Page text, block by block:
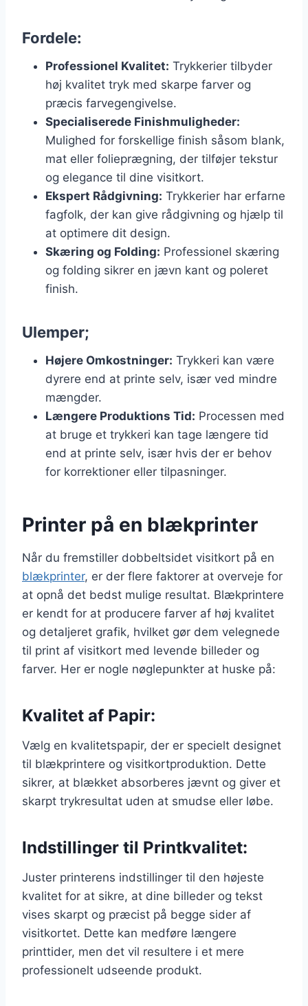
Fordele:
Professionel Kvalitet: Trykkerier tilbyder
høj kvalitet tryk med skarpe farver og
præcis farvegengivelse.
Specialiserede Finishmuligheder:
Mulighed for forskellige finish såsom blank,
mat eller folieprægning, der tilføjer tekstur
og elegance til dine visitkort.
Ekspert Rådgivning: Trykkerier har erfarne
fagfolk, der kan give rådgivning og hjælp til
at optimere dit design.
Skæring og Folding: Professionel skæring
og folding sikrer en jævn kant og poleret
finish.
Ulemper;
Højere Omkostninger: Trykkeri kan være
dyrere end at printe selv, især ved mindre
mængder.
Længere Produktions Tid: Processen med
at bruge et trykkeri kan tage længere tid
end at printe selv, især hvis der er behov
for korrektioner eller tilpasninger.
Printer på en blækprinter
Når du fremstiller dobbeltsidet visitkort på en
blækprinter, er der flere faktorer at overveje for
at opnå det bedst mulige resultat. Blækprintere
er kendt for at producere farver af høj kvalitet
og detaljeret grafik, hvilket gør dem velegnede
til print af visitkort med levende billeder og
farver. Her er nogle nøglepunkter at huske på:
Kvalitet af Papir:
Vælg en kvalitetspapir, der er specielt designet
til blækprintere og visitkortproduktion. Dette
sikrer, at blækket absorberes jævnt og giver et
skarpt trykresultat uden at smudse eller løbe.
Indstillinger til Printkvalitet:
Juster printerens indstillinger til den højeste
kvalitet for at sikre, at dine billeder og tekst
vises skarpt og præcist på begge sider af
visitkortet. Dette kan medføre længere
printtider, men det vil resultere i et mere
professionelt udseende produkt.